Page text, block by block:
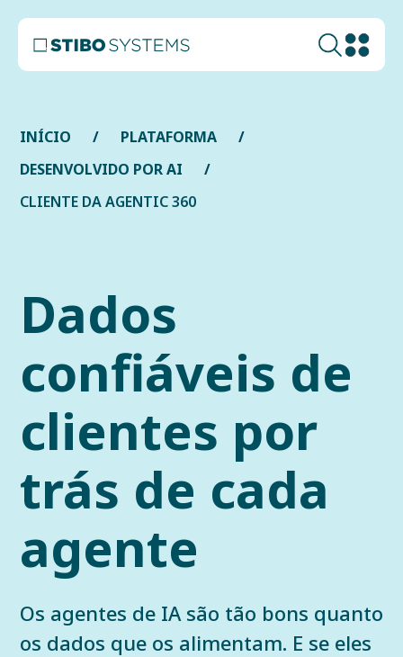
INÍCIO
PLATAFORMA
DESENVOLVIDO POR AI
CLIENTE DA AGENTIC 360
Dados
confiáveis de
clientes por
trás de cada
agente
Os agentes de IA são tão bons quanto
os dados que os alimentam. E se eles